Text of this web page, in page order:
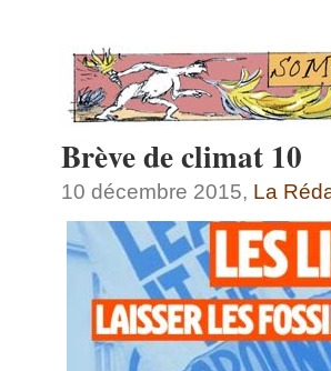
Brève de climat 10
10 décembre 2015, La